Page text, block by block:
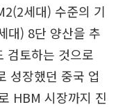
세대) 수준의 기
대) 8단 양산을 추
검토하는 것으로
성장했던 중국 업
HBM 시장까지 진